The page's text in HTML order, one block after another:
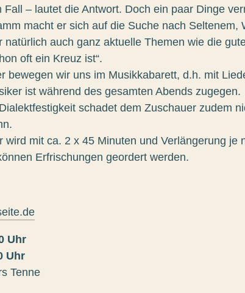
Fall – lautet die Antwort. Doch ein paar Dinge
macht er sich auf die Suche nach Seltenem,
natürlich auch ganz aktuelle Themen wie die
oft ein Kreuz ist“.
bewegen wir uns im Musikkabarett, d.h. mit
ist während des gesamten Abends zugegen.
schadet dem Zuschauer zudem
wird mit ca. 2 x 45 Minuten und Verlängerung je
Erfrischungen geordert werden.
Uhr
Uhr
Tenne